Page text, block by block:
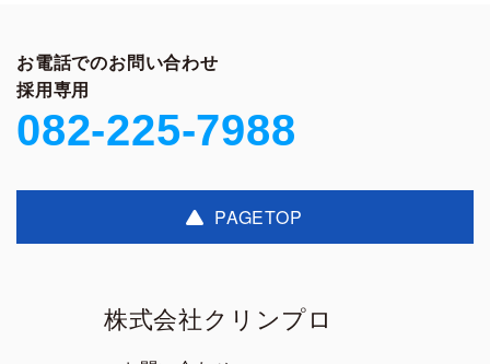
株式会社クリンプロ
お電話でのお問い合わせ
採用専用
082-225-7988
PAGETOP